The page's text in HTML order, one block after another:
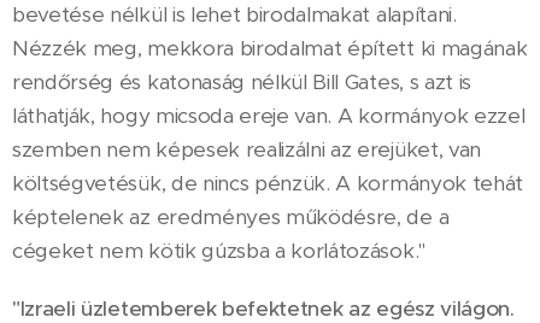
bevetése nélkül is lehet birodalmakat alapítani.
Nézzék meg, mekkora birodalmat épített ki magának
rendőrség és katonaság nélkül Bill Gates, s azt is
láthatják, hogy micsoda ereje van. A kormányok ezzel
szemben nem képesek realizálni az erejüket, van
költségvetésük, de nincs pénzük. A kormányok tehát
képtelenek az eredményes működésre, de a
cégeket nem kötik gúzsba a korlátozások."
"Izraeli üzletemberek befektetnek az egész világon.